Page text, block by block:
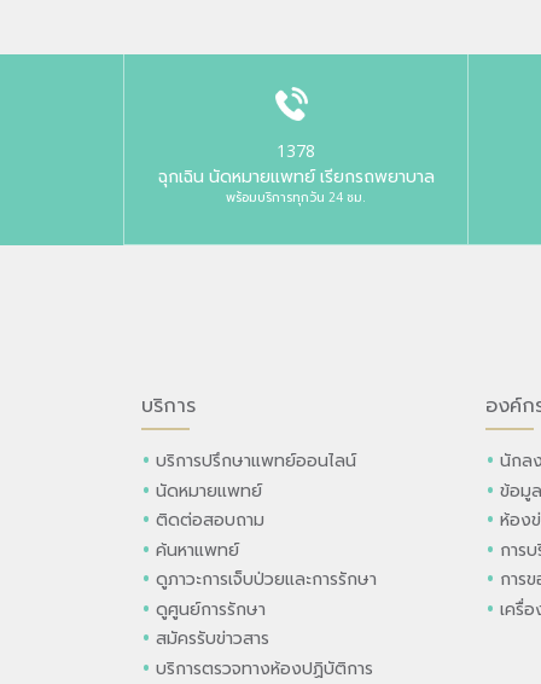
1378
ฉุกเฉิน นัดหมายแพทย์ เรียกรถพยาบาล
พร้อมบริการทุกวัน 24 ชม.
บริการ
บริการปรึกษาแพทย์ออนไลน์
นัดหมายแพทย์
ติดต่อสอบถาม
ค้นหาแพทย์
ดูภาวะการเจ็บป่วยและการรักษา
ดูศูนย์การรักษา
สมัครรับข่าวสาร
บริการตรวจทางห้องปฏิบัติการ
องค์ก
นักล
ข้อมู
ห้อง
การ
การ
เครื่